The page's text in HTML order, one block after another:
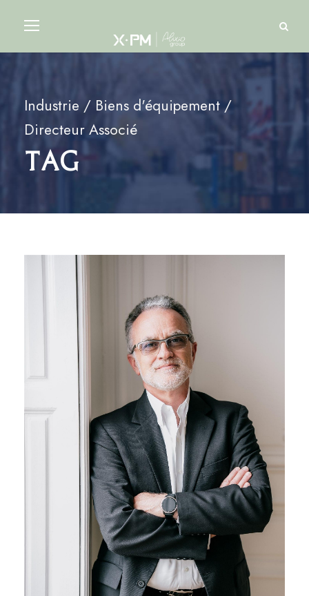
Industrie / Biens d'équipement /
Directeur Associé
Tag